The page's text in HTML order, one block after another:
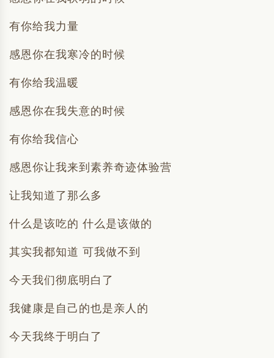
有你给我力量
感恩你在我寒冷的时候
有你给我温暖
感恩你在我失意的时候
有你给我信心
感恩你让我来到素养奇迹体验营
让我知道了那么多
什么是该吃的 什么是该做的
其实我都知道 可我做不到
今天我们彻底明白了
我健康是自己的也是亲人的
今天我终于明白了